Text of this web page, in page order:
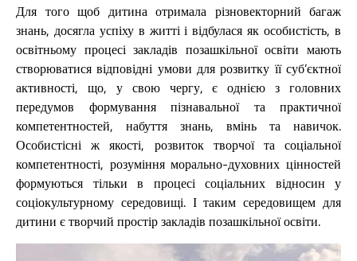
Для того щоб дитина отримала різновекторний багаж
знань, досягла успіху в житті і відбулася як особистість, в
освітньому процесі закладів позашкільної освіти мають
створюватися відповідні умови для розвитку її суб’єктної
активності, що, у свою чергу, є однією з головних
передумов формування пізнавальної та практичної
компетентностей, набуття знань, вмінь та навичок.
Особистісні ж якості, розвиток творчої та соціальної
компетентності, розуміння морально-духовних цінностей
формуються тільки в процесі соціальних відносин у
соціокультурному середовищі. І таким середовищем для
дитини є творчий простір закладів позашкільної освіти.